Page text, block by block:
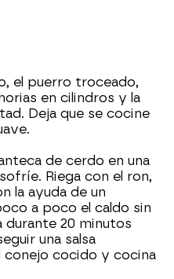
el puerro troceado,
en cilindros y la
Deja que se cocine
de cerdo en una
Riega con el ron,
la ayuda de un
a poco el caldo sin
durante 20 minutos
una salsa
conejo cocido y cocina